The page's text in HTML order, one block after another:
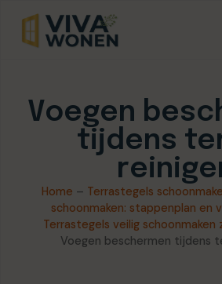
Voegen
tijdens
Home – Terrastegels
schoonmaken: stappenplan en
Terrastegels veilig schoonmaken
Voegen beschermen tijdens